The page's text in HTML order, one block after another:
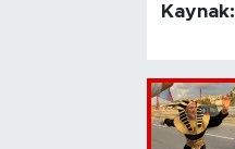
Kaynak: